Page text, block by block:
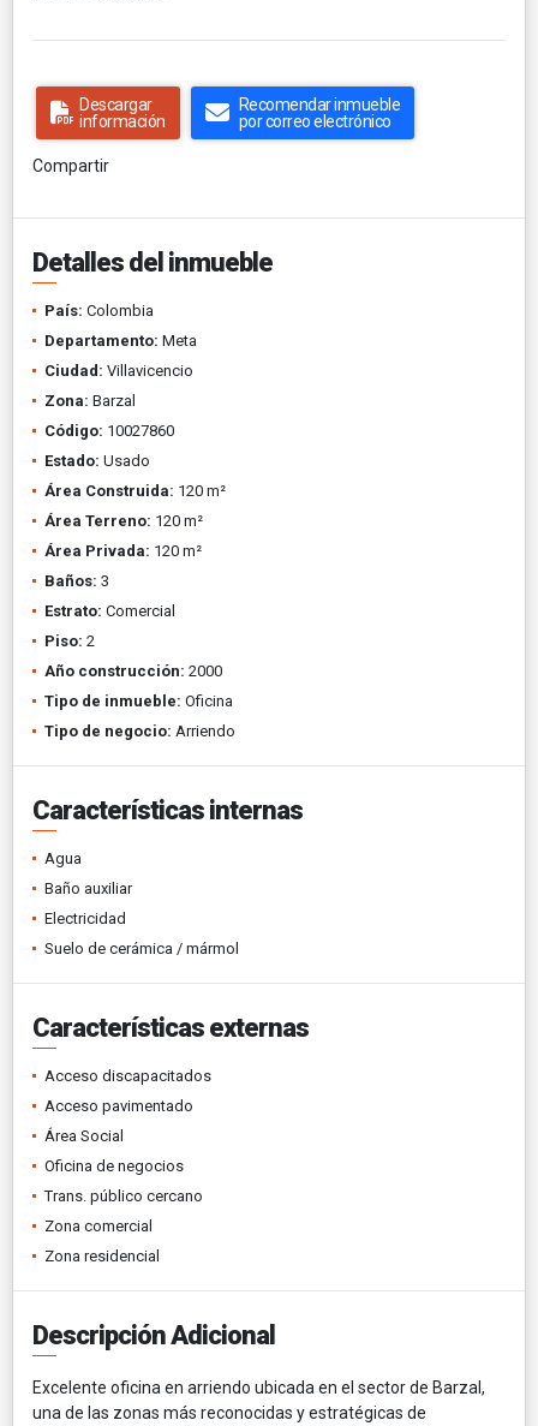
Descargar
información
Recomendar inmueble
por correo electrónico
Compartir
Detalles del inmueble
País: Colombia
Departamento: Meta
Ciudad: Villavicencio
Zona: Barzal
Código: 10027860
Estado: Usado
Área Construida: 120 m²
Área Terreno: 120 m²
Área Privada: 120 m²
Baños: 3
Estrato: Comercial
Piso: 2
Año construcción: 2000
Tipo de inmueble: Oficina
Tipo de negocio: Arriendo
Características internas
Agua
Baño auxiliar
Electricidad
Suelo de cerámica / mármol
Características externas
Acceso discapacitados
Acceso pavimentado
Área Social
Oficina de negocios
Trans. público cercano
Zona comercial
Zona residencial
Descripción Adicional
Excelente oficina en arriendo ubicada en el sector de Barzal,
una de las zonas más reconocidas y estratégicas de